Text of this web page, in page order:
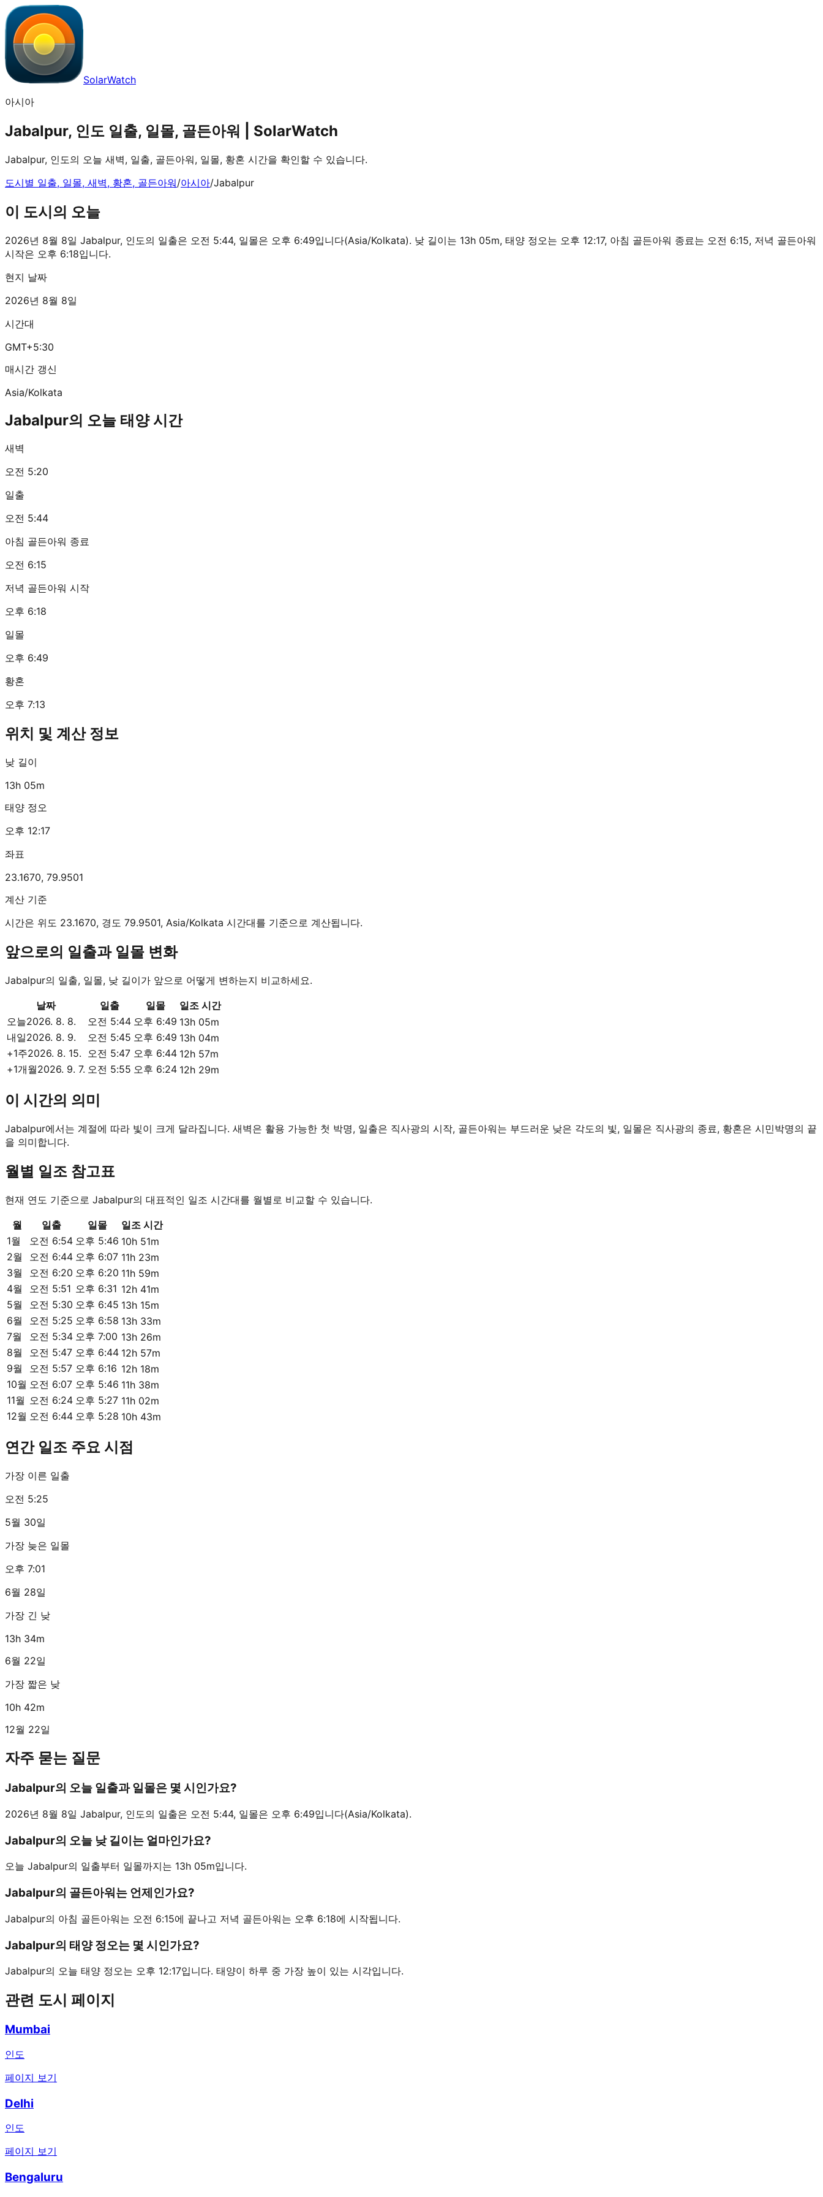
SolarWatch
아시아
Jabalpur, 인도 일출, 일몰, 골든아워 | SolarWatch
Jabalpur, 인도의 오늘 새벽, 일출, 골든아워, 일몰, 황혼 시간을 확인할 수 있습니다.
도시별 일출, 일몰, 새벽, 황혼, 골든아워/아시아/Jabalpur
이 도시의 오늘
2026년 8월 8일 Jabalpur, 인도의 일출은 오전 5:44, 일몰은 오후 6:49입니다(Asia/Kolkata). 낮 길이는 13h 05m, 태양 정오는 오후 12:17, 아침 골든아워 종료는 오전 6:15, 저녁 골든아워
시작은 오후 6:18입니다.
현지 날짜
2026년 8월 8일
시간대
GMT+5:30
매시간 갱신
Asia/Kolkata
Jabalpur의 오늘 태양 시간
새벽
오전 5:20
일출
오전 5:44
아침 골든아워 종료
오전 6:15
저녁 골든아워 시작
오후 6:18
일몰
오후 6:49
황혼
오후 7:13
위치 및 계산 정보
낮 길이
13h 05m
태양 정오
오후 12:17
좌표
23.1670, 79.9501
계산 기준
시간은 위도 23.1670, 경도 79.9501, Asia/Kolkata 시간대를 기준으로 계산됩니다.
앞으로의 일출과 일몰 변화
Jabalpur의 일출, 일몰, 낮 길이가 앞으로 어떻게 변하는지 비교하세요.
날짜 일출 일몰
일조 시간
오늘2026. 8. 8. 오전 5:44 오후 6:49 13h 05m
내일2026. 8. 9. 오전 5:45 오후 6:49 13h 04m
+1주2026. 8. 15. 오전 5:47 오후 6:44 12h 57m
+1개월2026. 9. 7. 오전 5:55 오후 6:24 12h 29m
이 시간의 의미
Jabalpur에서는 계절에 따라 빛이 크게 달라집니다. 새벽은 활용 가능한 첫 박명, 일출은 직사광의 시작, 골든아워는 부드러운 낮은 각도의 빛, 일몰은 직사광의 종료, 황혼은 시민박명의 끝
을 의미합니다.
월별 일조 참고표
현재 연도 기준으로 Jabalpur의 대표적인 일조 시간대를 월별로 비교할 수 있습니다.
월 일출 일몰
일조 시간
1월
오전 6:54 오후 5:46 10h 51m
2월
오전 6:44 오후 6:07 11h 23m
3월
오전 6:20 오후 6:20 11h 59m
4월
오전 5:51 오후 6:31 12h 41m
5월
오전 5:30 오후 6:45 13h 15m
6월
오전 5:25 오후 6:58 13h 33m
7월
오전 5:34 오후 7:00 13h 26m
8월
오전 5:47 오후 6:44 12h 57m
9월
오전 5:57 오후 6:16 12h 18m
10월 오전 6:07 오후 5:46 11h 38m
11월 오전 6:24 오후 5:27 11h 02m
12월 오전 6:44 오후 5:28 10h 43m
연간 일조 주요 시점
가장 이른 일출
오전 5:25
5월 30일
가장 늦은 일몰
오후 7:01
6월 28일
가장 긴 낮
13h 34m
6월 22일
가장 짧은 낮
10h 42m
12월 22일
자주 묻는 질문
Jabalpur의 오늘 일출과 일몰은 몇 시인가요?
2026년 8월 8일 Jabalpur, 인도의 일출은 오전 5:44, 일몰은 오후 6:49입니다(Asia/Kolkata).
Jabalpur의 오늘 낮 길이는 얼마인가요?
오늘 Jabalpur의 일출부터 일몰까지는 13h 05m입니다.
Jabalpur의 골든아워는 언제인가요?
Jabalpur의 아침 골든아워는 오전 6:15에 끝나고 저녁 골든아워는 오후 6:18에 시작됩니다.
Jabalpur의 태양 정오는 몇 시인가요?
Jabalpur의 오늘 태양 정오는 오후 12:17입니다. 태양이 하루 중 가장 높이 있는 시각입니다.
관련 도시 페이지
Mumbai
인도
페이지 보기
Delhi
인도
페이지 보기
Bengaluru